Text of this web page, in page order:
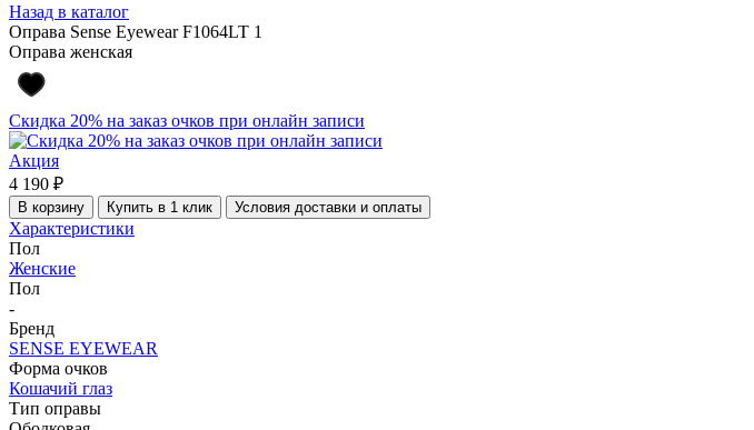
Назад в каталог
Оправа Sense Eyewear F1064LT 1
Оправа женская
Скидка 20% на заказ очков при онлайн записи
Акция
4 190 ₽
В корзину Купить в 1 клик Условия доставки и оплаты
Характеристики
Пол
Женские
Пол
-
Бренд
SENSE EYEWEAR
Форма очков
Кошачий глаз
Тип оправы